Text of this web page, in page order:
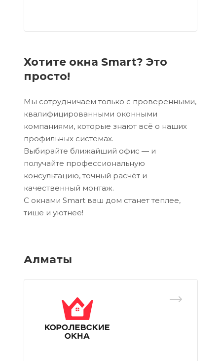
Хотите окна Smart? Это
просто!
Мы сотрудничаем только с проверенными,
квалифицированными оконными
компаниями, которые знают всё о наших
профильных системах.
Выбирайте ближайший офис — и
получайте профессиональную
консультацию, точный расчёт и
качественный монтаж.
С окнами Smart ваш дом станет теплее,
тише и уютнее!
Алматы